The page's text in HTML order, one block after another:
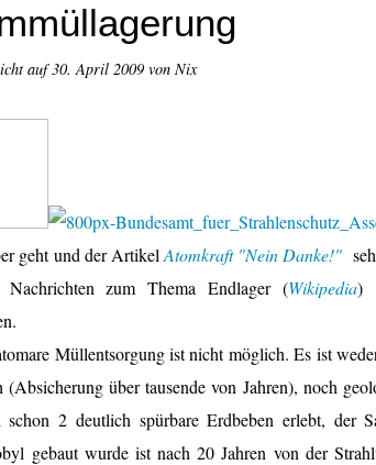
auf30. April 2009 von Nix
geht und der ArtikelAtomkraft "Nein Danke!"
zum Thema Endlager (Wikipedia)
Müllentsorgung ist nicht möglich. Es ist
(Absicherung über tausende von Jahren), noch
schon 2 deutlich spürbare Erdbeben erlebt, der
gebaut wurde ist nach 20 Jahren von der